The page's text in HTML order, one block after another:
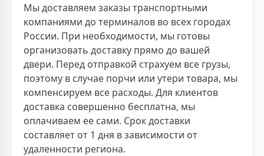
Мы доставляем заказы транспортными
компаниями до терминалов во всех городах
России. При необходимости, мы готовы
организовать доставку прямо до вашей
двери. Перед отправкой страхуем все грузы,
поэтому в случае порчи или утери товара, мы
компенсируем все расходы. Для клиентов
доставка совершенно бесплатна, мы
оплачиваем ее сами. Срок доставки
составляет от 1 дня в зависимости от
удаленности региона.